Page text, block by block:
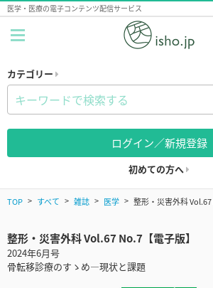
医学・医療の電子コンテンツ配信サービス
カテゴリー
ログイン／新規登録
初めての方へ
TOP すべて 雑誌 医学 整形・災害外科
整形・災害外科 Vol.67 No.7【電子版】
2024年6月号
骨転移診療のすゝめ―現状と課題